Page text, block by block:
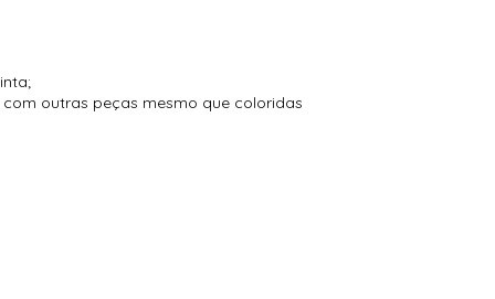
outras peças mesmo que coloridas